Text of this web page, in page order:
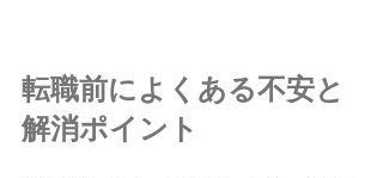
転職前によくある不安と
解消ポイント